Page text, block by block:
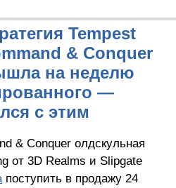
Tempest
& Conquer
на неделю
—
с этим
& Conquer олдскульная
от 3D Realms и Slipgate
поступить в продажу 24